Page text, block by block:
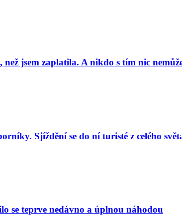
jsem zaplatila. A nikdo s tím nic
Sjíždění se do ní turisté z celého
se teprve nedávno a úplnou náhodou